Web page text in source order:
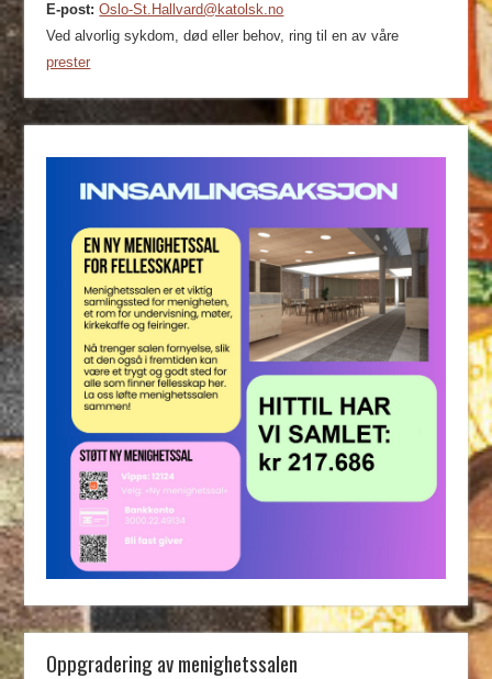
E-post: Oslo-St.Hallvard@katolsk.no
Ved alvorlig sykdom, død eller behov, ring til en av våre
prester
Oppgradering av menighetssalen